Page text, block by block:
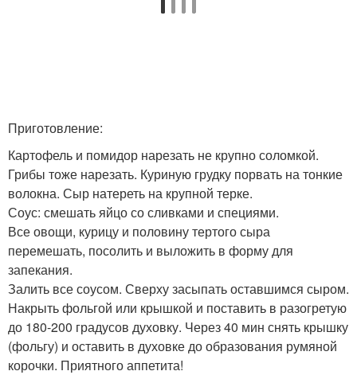
Приготовление:
Картофель и помидор нарезать не крупно соломкой.
Грибы тоже нарезать. Куриную грудку порвать на тонкие
волокна. Сыр натереть на крупной терке.
Соус: смешать яйцо со сливками и специями.
Все овощи, курицу и половину тертого сыра
перемешать, посолить и выложить в форму для
запекания.
Залить все соусом. Сверху засыпать оставшимся сыром.
Накрыть фольгой или крышкой и поставить в разогретую
до 180-200 градусов духовку. Через 40 мин снять крышку
(фольгу) и оставить в духовке до образования румяной
корочки. Приятного аппетита!